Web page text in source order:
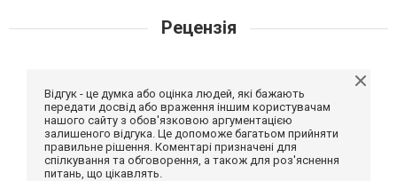
Рецензія
Відгук - це думка або оцінка людей, які бажають
передати досвід або враження іншим користувачам
нашого сайту з обов'язковою аргументацією
залишеного відгука. Це допоможе багатьом прийняти
правильне рішення. Коментарі призначені для
спілкування та обговорення, а також для роз'яснення
питань, що цікавлять.